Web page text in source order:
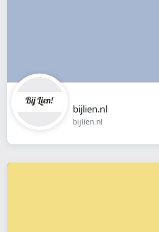
bijlien.nl
bijlien.nl